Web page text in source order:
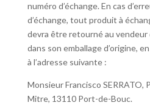
numéro d’échange. En cas
d’échange, tout produit à
devra être retourné au vendeur
dans son emballage d’origine,
à l’adresse suivante :
Monsieur Francisco SERRATO,
Mitre, 13110 Port-de-Bouc.